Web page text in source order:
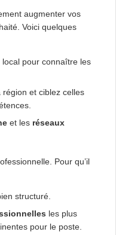
augmenter vos
Voici quelques
local pour connaître les
région et ciblez celles
et les réseaux
Pour qu’il
structuré.
les plus
pour le poste.